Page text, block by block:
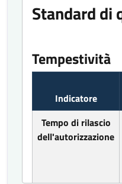
Standard di
Tempestività
Indicatore
Tempo di rilascio
dell'autorizzazione